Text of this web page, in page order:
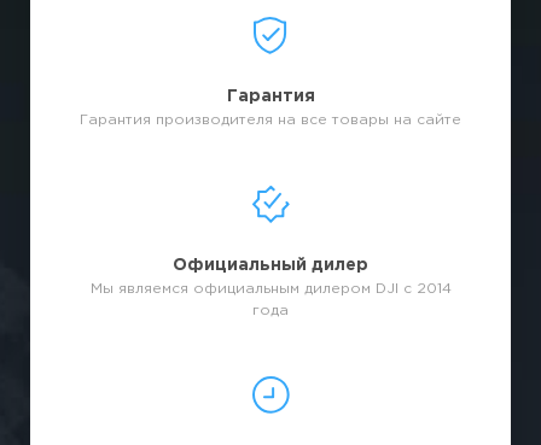
Гарантия
Гарантия производителя на все товары на сайте
Официальный дилер
Мы являемся официальным дилером DJI с 2014
года